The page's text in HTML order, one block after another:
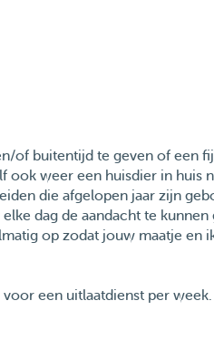
of buitentijd te geven of een
ook weer een huisdier in huis
die afgelopen jaar zijn
dag de aandacht te
op zodat jouw maatje en
een uitlaatdienst per